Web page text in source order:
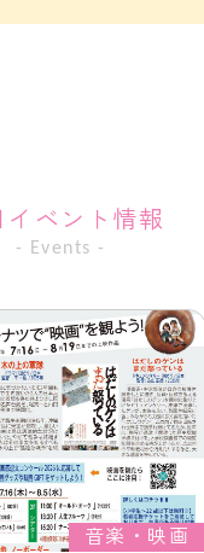
イベント情報
- Events -
音楽・映画